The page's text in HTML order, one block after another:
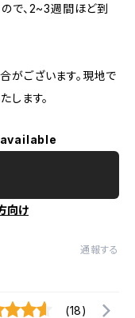
で、2~3週間ほど到
ございます。現地で
します。
向け
通報する
(18)